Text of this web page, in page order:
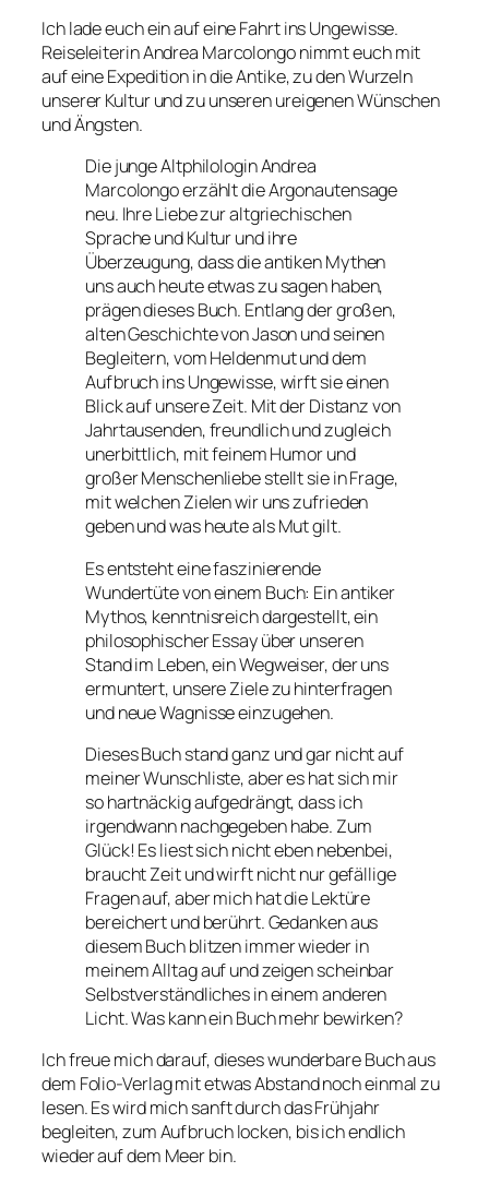
Ich lade euch ein auf eine Fahrt ins Ungewisse.
Reiseleiterin Andrea Marcolongo nimmt euch mit
auf eine Expedition in die Antike, zu den Wurzeln
unserer Kultur und zu unseren ureigenen Wünschen
und Ängsten.
Die junge Altphilologin Andrea
Marcolongo erzählt die Argonautensage
neu. Ihre Liebe zur altgriechischen
Sprache und Kultur und ihre
Überzeugung, dass die antiken Mythen
uns auch heute etwas zu sagen haben,
prägen dieses Buch. Entlang der großen,
alten Geschichte von Jason und seinen
Begleitern, vom Heldenmut und dem
Aufbruch ins Ungewisse, wirft sie einen
Blick auf unsere Zeit. Mit der Distanz von
Jahrtausenden, freundlich und zugleich
unerbittlich, mit feinem Humor und
großer Menschenliebe stellt sie in Frage,
mit welchen Zielen wir uns zufrieden
geben und was heute als Mut gilt.
Es entsteht eine faszinierende
Wundertüte von einem Buch: Ein antiker
Mythos, kenntnisreich dargestellt, ein
philosophischer Essay über unseren
Stand im Leben, ein Wegweiser, der uns
ermuntert, unsere Ziele zu hinterfragen
und neue Wagnisse einzugehen.
Dieses Buch stand ganz und gar nicht auf
meiner Wunschliste, aber es hat sich mir
so hartnäckig aufgedrängt, dass ich
irgendwann nachgegeben habe. Zum
Glück! Es liest sich nicht eben nebenbei,
braucht Zeit und wirft nicht nur gefällige
Fragen auf, aber mich hat die Lektüre
bereichert und berührt. Gedanken aus
diesem Buch blitzen immer wieder in
meinem Alltag auf und zeigen scheinbar
Selbstverständliches in einem anderen
Licht. Was kann ein Buch mehr bewirken?
Ich freue mich darauf, dieses wunderbare Buch aus
dem Folio-Verlag mit etwas Abstand noch einmal zu
lesen. Es wird mich sanft durch das Frühjahr
begleiten, zum Aufbruch locken, bis ich endlich
wieder auf dem Meer bin.